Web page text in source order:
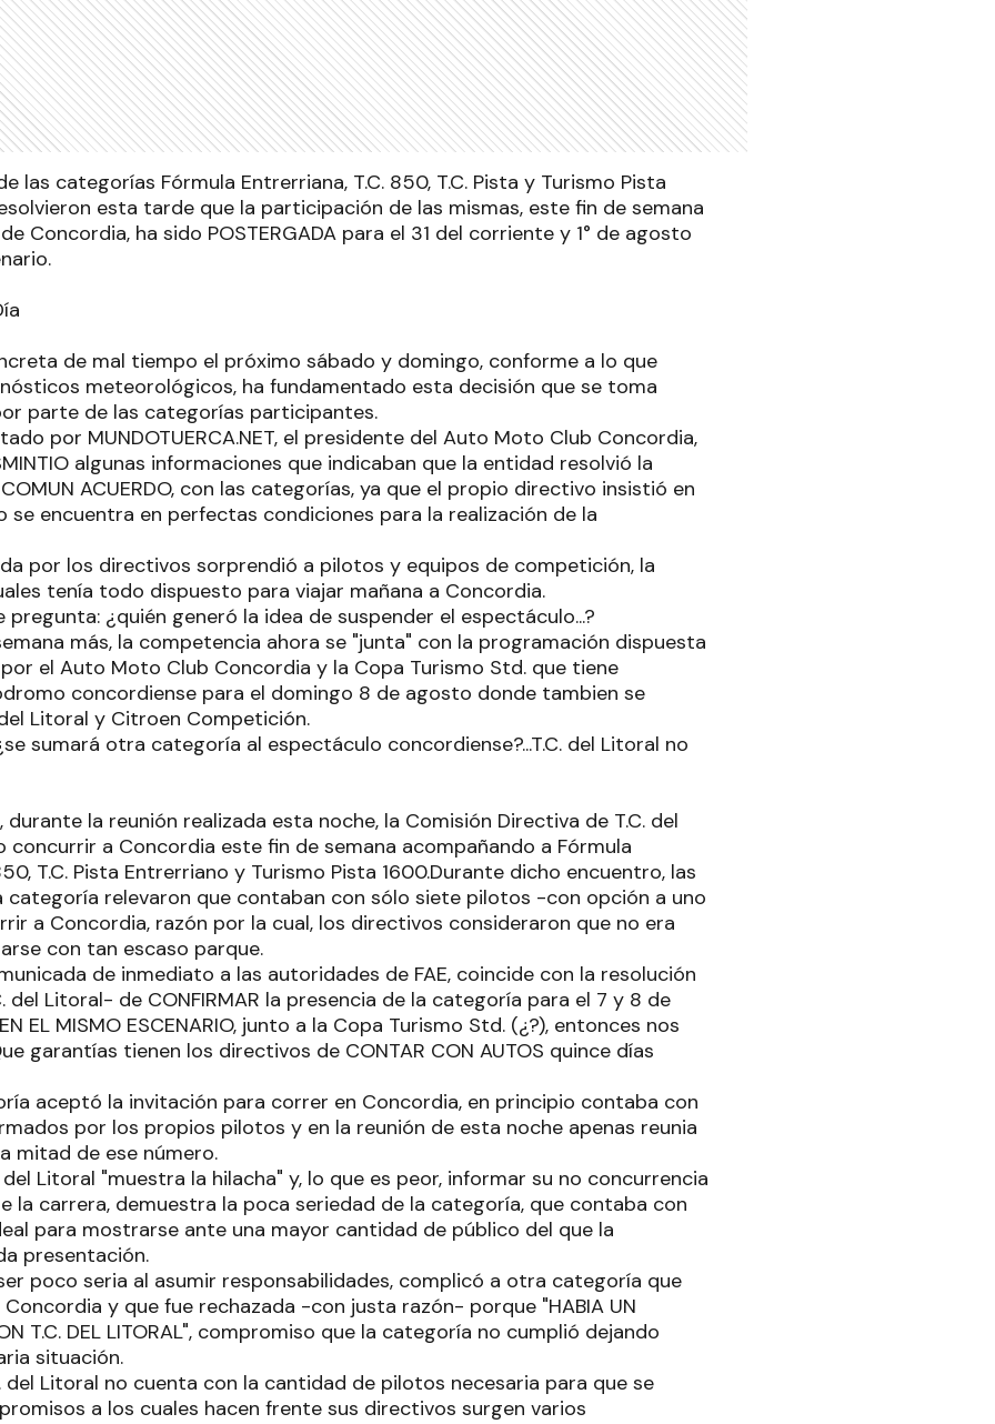
las categorías Fórmula Entrerriana, T.C. 850, T.C. Pista y Turismo Pista
esta tarde que la participación de las mismas, este fin de semana
Concordia, ha sido POSTERGADA para el 31 del corriente y 1° de agosto
de mal tiempo el próximo sábado y domingo, conforme a lo que
meteorológicos, ha fundamentado esta decisión que se toma
parte de las categorías participantes.
por MUNDOTUERCA.NET, el presidente del Auto Moto Club Concordia,
algunas informaciones que indicaban que la entidad resolvió la
ACUERDO, con las categorías, ya que el propio directivo insistió en
se encuentra en perfectas condiciones para la realización de la
por los directivos sorprendió a pilotos y equipos de competición, la
tenía todo dispuesto para viajar mañana a Concordia.
pregunta: ¿quién generó la idea de suspender el espectáculo...?
más, la competencia ahora se "junta" con la programación dispuesta
el Auto Moto Club Concordia y la Copa Turismo Std. que tiene
concordiense para el domingo 8 de agosto donde tambien se
Litoral y Citroen Competición.
sumará otra categoría al espectáculo concordiense?...T.C. del Litoral no
la reunión realizada esta noche, la Comisión Directiva de T.C. del
concurrir a Concordia este fin de semana acompañando a Fórmula
T.C. Pista Entrerriano y Turismo Pista 1600.Durante dicho encuentro, las
categoría relevaron que contaban con sólo siete pilotos -con opción a uno
a Concordia, razón por la cual, los directivos consideraron que no era
con tan escaso parque.
de inmediato a las autoridades de FAE, coincide con la resolución
del Litoral- de CONFIRMAR la presencia de la categoría para el 7 y 8 de
EL MISMO ESCENARIO, junto a la Copa Turismo Std. (¿?), entonces nos
garantías tienen los directivos de CONTAR CON AUTOS quince días
aceptó la invitación para correr en Concordia, en principio contaba con
por los propios pilotos y en la reunión de esta noche apenas reunia
mitad de ese número.
del Litoral "muestra la hilacha" y, lo que es peor, informar su no concurrencia
la carrera, demuestra la poca seriedad de la categoría, que contaba con
para mostrarse ante una mayor cantidad de público del que la
presentación.
poco seria al asumir responsabilidades, complicó a otra categoría que
y que fue rechazada -con justa razón- porque "HABIA UN
T.C. DEL LITORAL", compromiso que la categoría no cumplió dejando
situación.
del Litoral no cuenta con la cantidad de pilotos necesaria para que se
a los cuales hacen frente sus directivos surgen varios